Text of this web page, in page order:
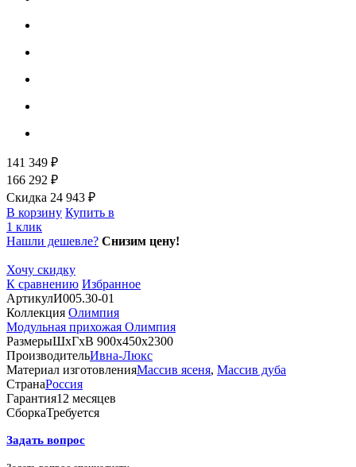
141 349 ₽
166 292 ₽
Скидка 24 943 ₽
В корзину Купить в
1 клик
Нашли дешевле? Снизим цену!
Хочу скидку
К сравнению Избранное
АртикулИ005.30-01
Коллекция Олимпия
Модульная прихожая Олимпия
РазмерыШхГхВ 900х450х2300
ПроизводительИвна-Люкс
Материал изготовленияМассив ясеня, Массив дуба
СтранаРоссия
Гарантия12 месяцев
СборкаТребуется
Задать вопрос